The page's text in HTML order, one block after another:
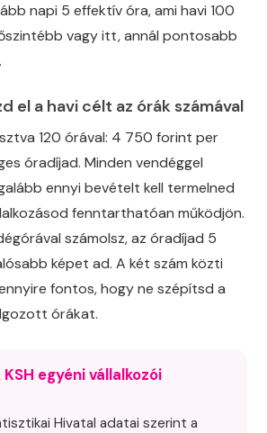
napi 5 effektív óra, ami havi 100
vagy itt, annál pontosabb
el a havi célt az órák számával
120 órával: 4 750 forint per
óradíjad. Minden vendéggel
ennyi bevételt kell termelned
fenntarthatóan működjön.
számolsz, az óradíjad 5
képet ad. A két szám közti
fontos, hogy ne szépítsd a
órákat.
egyéni vállalkozói
Hivatal adatai szerint a